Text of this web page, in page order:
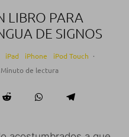
LIBRO PARA
DE SIGNOS
iPad iPhone iPod Touch ·
de lectura